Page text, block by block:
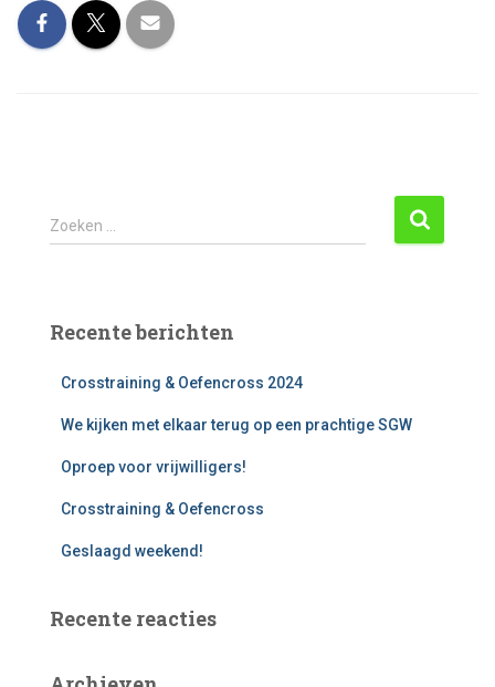
Z
o
n
Zoeken …
Recente berichten
Crosstraining & Oefencross 2024
We kijken met elkaar terug op een prachtige SGW
Oproep voor vrijwilligers!
Crosstraining & Oefencross
Geslaagd weekend!
Recente reacties